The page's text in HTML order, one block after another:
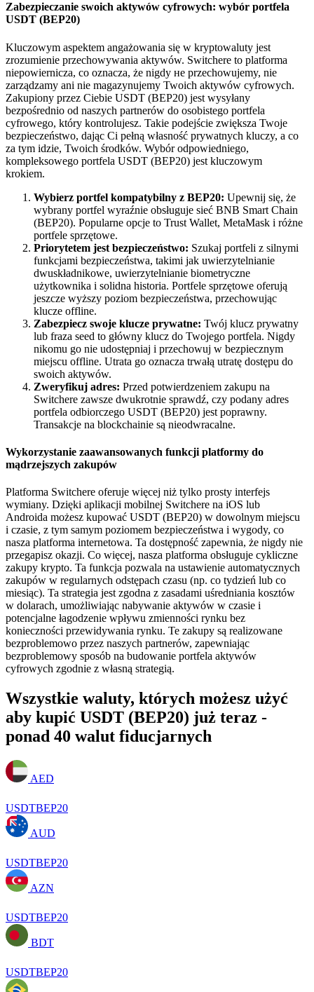
Zabezpieczanie swoich aktywów cyfrowych: wybór portfela
USDT (BEP20)
Kluczowym aspektem angażowania się w kryptowaluty jest
zrozumienie przechowywania aktywów. Switchere to platforma
niepowiernicza, co oznacza, że nigdy не przechowujemy, nie
zarządzamy ani nie magazynujemy Twoich aktywów cyfrowych.
Zakupiony przez Ciebie USDT (BEP20) jest wysyłany
bezpośrednio od naszych partnerów do osobistego portfela
cyfrowego, który kontrolujesz. Takie podejście zwiększa Twoje
bezpieczeństwo, dając Ci pełną własność prywatnych kluczy, a co
za tym idzie, Twoich środków. Wybór odpowiedniego,
kompleksowego portfela USDT (BEP20) jest kluczowym
krokiem.
Wybierz portfel kompatybilny z BEP20: Upewnij się, że
wybrany portfel wyraźnie obsługuje sieć BNB Smart Chain
(BEP20). Popularne opcje to Trust Wallet, MetaMask i różne
portfele sprzętowe.
Priorytetem jest bezpieczeństwo: Szukaj portfeli z silnymi
funkcjami bezpieczeństwa, takimi jak uwierzytelnianie
dwuskładnikowe, uwierzytelnianie biometryczne
użytkownika i solidna historia. Portfele sprzętowe oferują
jeszcze wyższy poziom bezpieczeństwa, przechowując
klucze offline.
Zabezpiecz swoje klucze prywatne: Twój klucz prywatny
lub fraza seed to główny klucz do Twojego portfela. Nigdy
nikomu go nie udostępniaj i przechowuj w bezpiecznym
miejscu offline. Utrata go oznacza trwałą utratę dostępu do
swoich aktywów.
Zweryfikuj adres: Przed potwierdzeniem zakupu na
Switchere zawsze dwukrotnie sprawdź, czy podany adres
portfela odbiorczego USDT (BEP20) jest poprawny.
Transakcje na blockchainie są nieodwracalne.
Wykorzystanie zaawansowanych funkcji platformy do
mądrzejszych zakupów
Platforma Switchere oferuje więcej niż tylko prosty interfejs
wymiany. Dzięki aplikacji mobilnej Switchere na iOS lub
Androida możesz kupować USDT (BEP20) w dowolnym miejscu
i czasie, z tym samym poziomem bezpieczeństwa i wygody, co
nasza platforma internetowa. Ta dostępność zapewnia, że nigdy nie
przegapisz okazji. Co więcej, nasza platforma obsługuje cykliczne
zakupy krypto. Ta funkcja pozwala na ustawienie automatycznych
zakupów w regularnych odstępach czasu (np. co tydzień lub co
miesiąc). Ta strategia jest zgodna z zasadami uśredniania kosztów
w dolarach, umożliwiając nabywanie aktywów w czasie i
potencjalne łagodzenie wpływu zmienności rynku bez
konieczności przewidywania rynku. Te zakupy są realizowane
bezproblemowo przez naszych partnerów, zapewniając
bezproblemowy sposób na budowanie portfela aktywów
cyfrowych zgodnie z własną strategią.
Wszystkie waluty, których możesz użyć
aby kupić USDT (BEP20) już teraz -
ponad 40 walut fiducjarnych
AED
USDTBEP20
AUD
USDTBEP20
AZN
USDTBEP20
BDT
USDTBEP20